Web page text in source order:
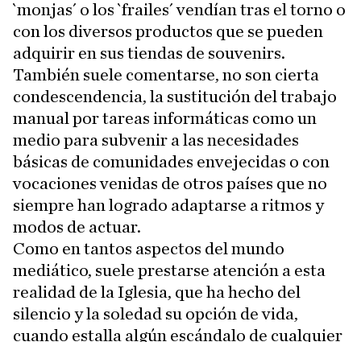
`monjas´ o los `frailes´ vendían tras el torno o
con los diversos productos que se pueden
adquirir en sus tiendas de souvenirs.
También suele comentarse, no son cierta
condescendencia, la sustitución del trabajo
manual por tareas informáticas como un
medio para subvenir a las necesidades
básicas de comunidades envejecidas o con
vocaciones venidas de otros países que no
siempre han logrado adaptarse a ritmos y
modos de actuar.
Como en tantos aspectos del mundo
mediático, suele prestarse atención a esta
realidad de la Iglesia, que ha hecho del
silencio y la soledad su opción de vida,
cuando estalla algún escándalo de cualquier